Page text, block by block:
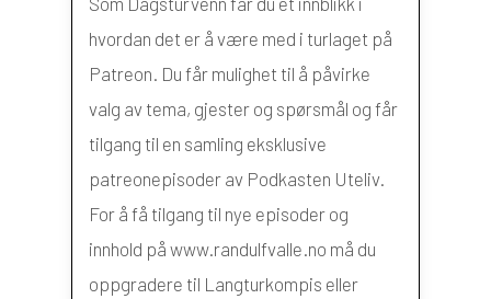
hvordan det er å være med i turlaget på
Patreon. Du får mulighet til å påvirke
valg av tema, gjester og spørsmål og får
tilgang til en samling eksklusive
patreonepisoder av Podkasten Uteliv.
For å få tilgang til nye episoder og
innhold på www.randulfvalle.no må du
oppgradere til Langturkompis eller